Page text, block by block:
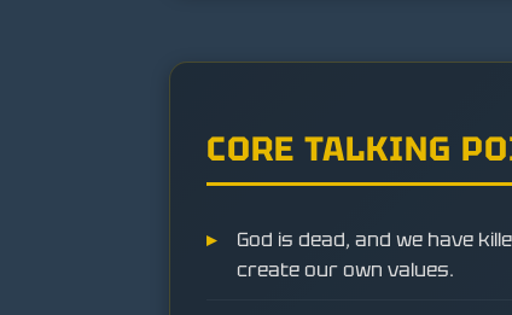
CORE TALKING
God is dead, and we have
create our own values.